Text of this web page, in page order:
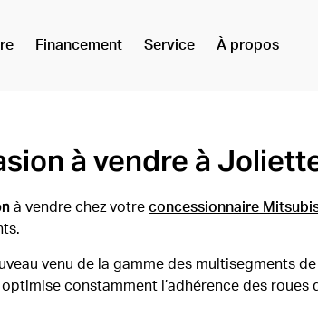
Financement Service À propos
à vendre à
à vendre chez votre concessionnaire
venu de la gamme des multisegments
constamment l’adhérence des